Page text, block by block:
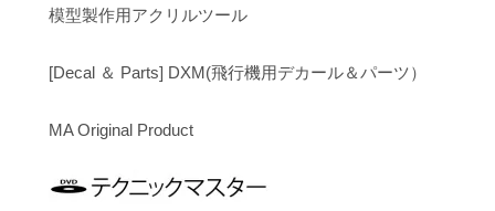
模型製作用アクリルツール
[Decal ＆ Parts] DXM(飛行機用デカール＆パーツ）
MA Original Product